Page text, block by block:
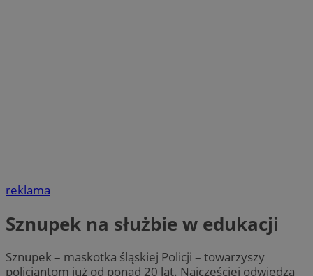
reklama
Sznupek na służbie w edukacji
Sznupek – maskotka śląskiej Policji – towarzyszy
policjantom już od ponad 20 lat. Najczęściej odwiedza